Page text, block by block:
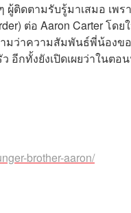
ดตามรับรู้มาเสมอ เพรา
ต่อ Aaron Carter โดย
ว่าความสัมพันธ์พี่น้องขอ
กทั้งยังเปิดเผยว่าในตอ
brother-aaron/